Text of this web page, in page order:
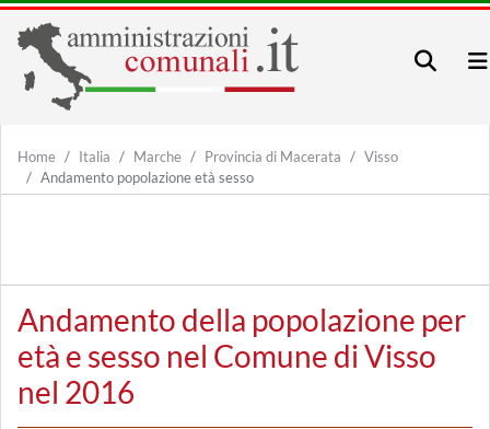
Home Italia Marche Provincia di Macerata
Visso
Andamento popolazione età sesso
Andamento della popolazione per
età e sesso nel Comune di Visso
nel 2016